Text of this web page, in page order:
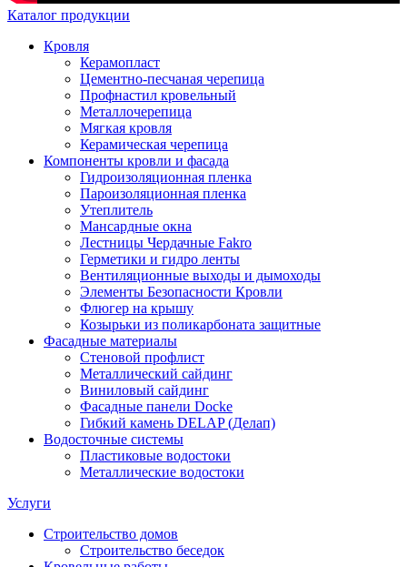
Каталог продукции
Кровля
Керамопласт
Цементно-песчаная черепица
Профнастил кровельный
Металлочерепица
Мягкая кровля
Керамическая черепица
Компоненты кровли и фасада
Гидроизоляционная пленка
Пароизоляционная пленка
Утеплитель
Мансардные окна
Лестницы Чердачные Fakro
Герметики и гидро ленты
Вентиляционные выходы и дымоходы
Элементы Безопасности Кровли
Флюгер на крышу
Козырьки из поликарбоната защитные
Фасадные материалы
Стеновой профлист
Металлический сайдинг
Виниловый сайдинг
Фасадные панели Docke
Гибкий камень DELAP (Делап)
Водосточные системы
Пластиковые водостоки
Металлические водостоки
Услуги
Строительство домов
Строительство беседок